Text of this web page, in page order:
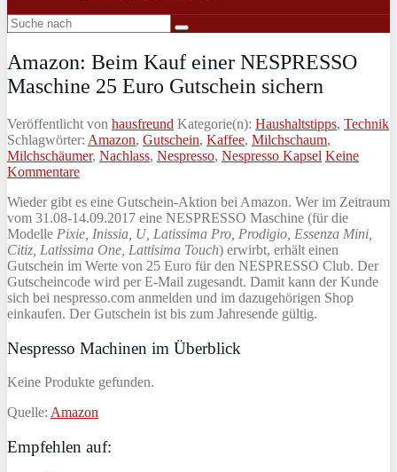
Amazon: Beim Kauf einer NESPRESSO
Maschine 25 Euro Gutschein sichern
Veröffentlicht von hausfreund Kategorie(n): Haushaltstipps, Technik
Schlagwörter: Amazon, Gutschein, Kaffee, Milchschaum,
Milchschäumer, Nachlass, Nespresso, Nespresso Kapsel Keine
Kommentare
Wieder gibt es eine Gutschein-Aktion bei Amazon. Wer im Zeitraum
vom 31.08-14.09.2017 eine NESPRESSO Maschine (für die
Modelle Pixie, Inissia, U, Latissima Pro, Prodigio, Essenza Mini,
Citiz, Latissima One, Lattisima Touch) erwirbt, erhält einen
Gutschein im Werte von 25 Euro für den NESPRESSO Club. Der
Gutscheincode wird per E-Mail zugesandt. Damit kann der Kunde
sich bei nespresso.com anmelden und im dazugehörigen Shop
einkaufen. Der Gutschein ist bis zum Jahresende gültig.
Nespresso Machinen im Überblick
Keine Produkte gefunden.
Quelle: Amazon
Empfehlen auf: